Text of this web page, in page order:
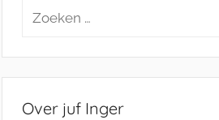
Zoeken
Over juf Inger